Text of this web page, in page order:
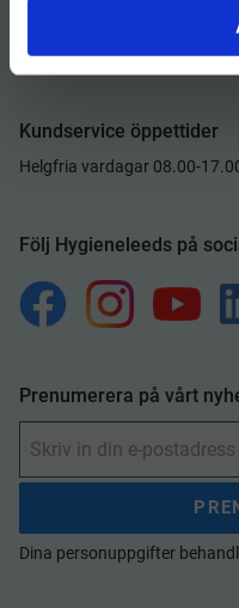
125 30 Älvsjö
Kundservice öppettider
Helgfria vardagar 08.00-
Följ Hygieneleeds på
Prenumerera på vårt
Dina personuppgifter